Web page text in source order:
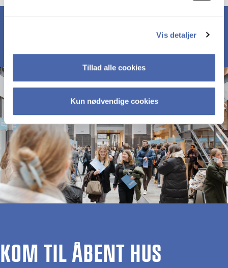
Vis detaljer
Tillad alle cookies
Kun nødvendige cookies
KOM TIL ÅBENT HUS